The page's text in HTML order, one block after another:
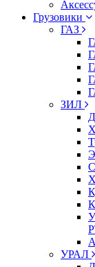
Грузовики
ГАЗ
ЗИЛ
УРАЛ